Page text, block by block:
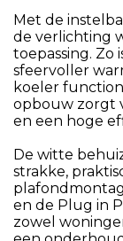
Met de
de verlichting
toepassing.
sfeervoller
koeler
opbouw zorgt
en een hoge
De witte
strakke,
en de Plug in
zowel